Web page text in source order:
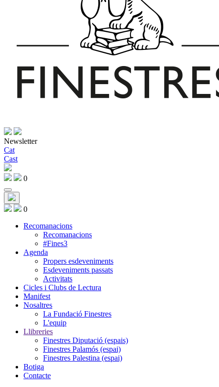
Newsletter
Cat
Cast
0
0
Recomanacions
Recomanacions
#Fines3
Agenda
Propers esdeveniments
Esdeveniments passats
Activitats
Cicles i Clubs de Lectura
Manifest
Nosaltres
La Fundació Finestres
L'equip
Llibreries
Finestres Diputació (espais)
Finestres Palamós (espai)
Finestres Palestina (espai)
Botiga
Contacte